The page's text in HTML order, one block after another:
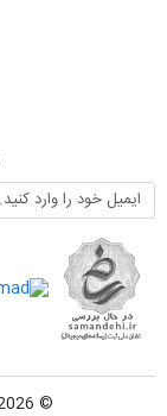
© 2026 Mark Star. همه حقوق محفوظ است.